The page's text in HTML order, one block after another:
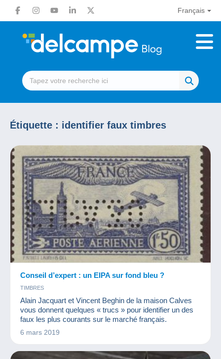
Français
Étiquette : identifier faux timbres
Conseil d’expert : un EIPA sur fond bleu ?
TIMBRES
Alain Jacquart et Vincent Beghin de la maison Calves
vous donnent quelques « trucs » pour identifier un des
faux les plus courants sur le marché français.
6 mars 2019